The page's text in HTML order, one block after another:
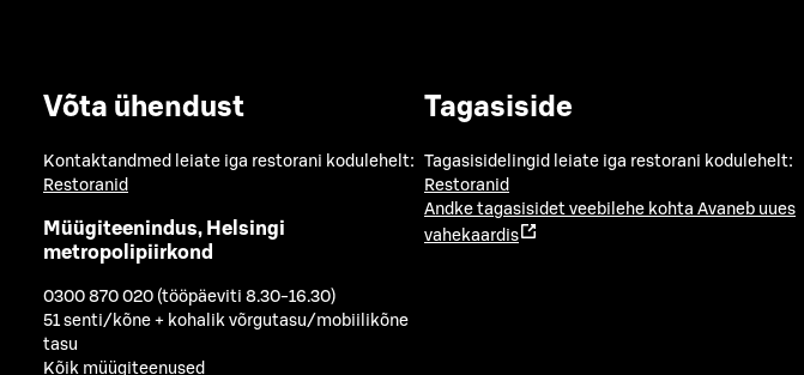
Võta ühendust
Kontaktandmed leiate iga restorani kodulehelt:
Restoranid
Müügiteenindus, Helsingi
metropolipiirkond
0300 870 020 (tööpäeviti 8.30-16.30)
51 senti/kõne + kohalik võrgutasu/mobiilikõne
tasu
Kõik müügiteenused
Tagasiside
Tagasisidelingid leiate iga restorani kodulehelt:
Restoranid
Andke tagasisidet veebilehe kohta Avaneb uues
vahekaardis